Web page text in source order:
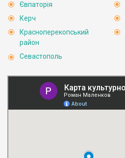
Євпаторія
Керч
Красноперекопський
район
Севастополь